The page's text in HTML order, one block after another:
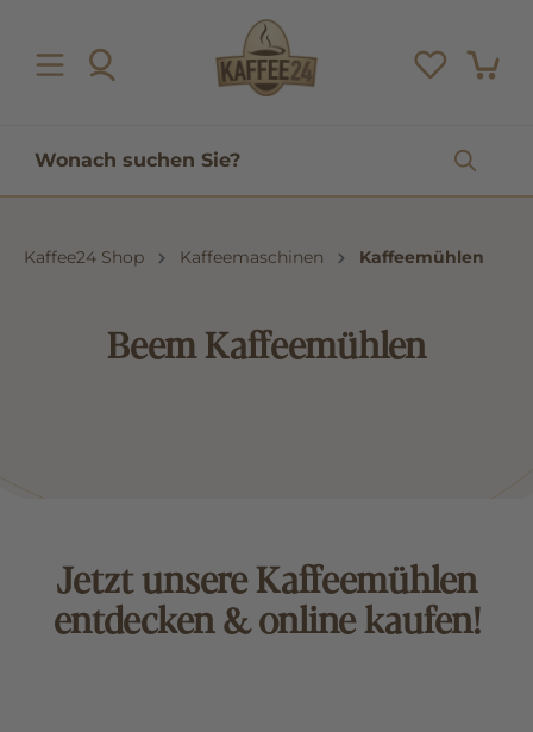
Kaffee24 Shop Kaffeemaschinen Kaffeemühlen
Beem Kaffeemühlen
Jetzt unsere Kaffeemühlen
entdecken & online kaufen!